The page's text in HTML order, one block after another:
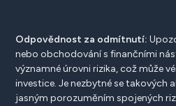
Odpovědnost za odmítnutí:
nebo obchodování s finančními
významné úrovni rizika, což může
investice. Je nezbytné se takových
jasným porozuměním spojených